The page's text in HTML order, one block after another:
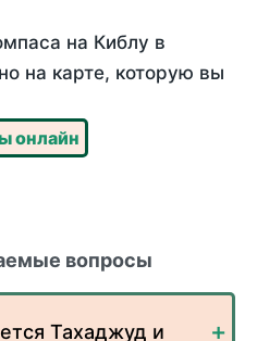
на Киблу в
на карте, которую вы
онлайн
вопросы
Тахаджуд и